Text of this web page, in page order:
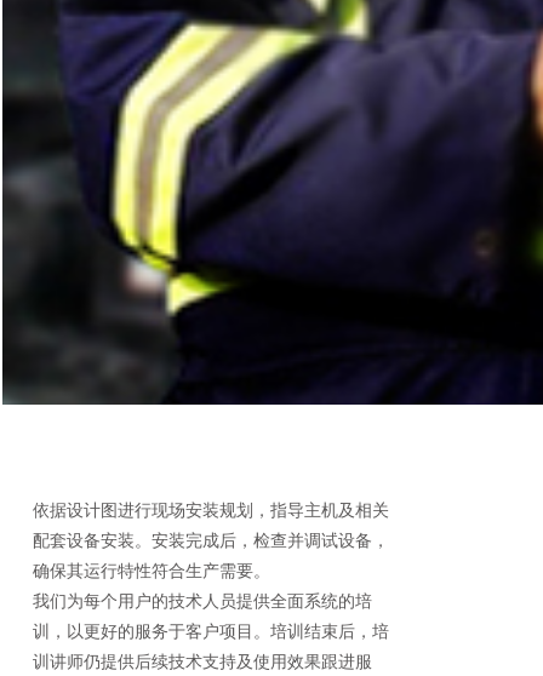
依据设计图进行现场安装规划，指导主机及相关
配套设备安装。安装完成后，检查并调试设备，
确保其运行特性符合生产需要。
我们为每个用户的技术人员提供全面系统的培
训，以更好的服务于客户项目。培训结束后，培
训讲师仍提供后续技术支持及使用效果跟进服